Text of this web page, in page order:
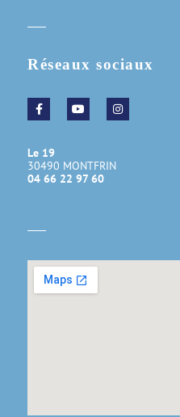
Réseaux sociaux
Le 19
30490 MONTFRIN
04 66 22 97 60